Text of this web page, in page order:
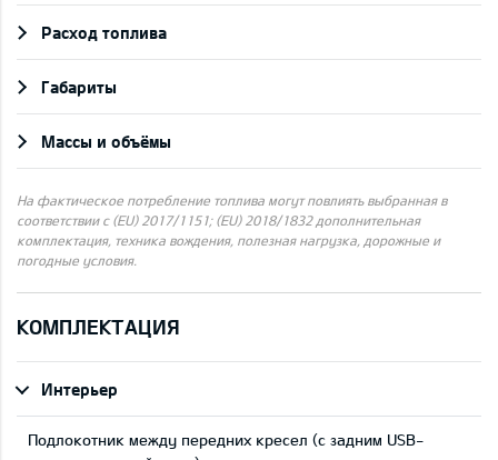
Pасход топлива
Габариты
Массы и объёмы
На фактическое потребление топлива могут повлиять выбранная в
соответствии с (EU) 2017/1151; (EU) 2018/1832 дополнительная
комплектация, техника вождения, полезная нагрузка, дорожные и
погодные условия.
КОМПЛЕКТАЦИЯ
Интерьер
Подлокотник между передних кресел (с задним USB-